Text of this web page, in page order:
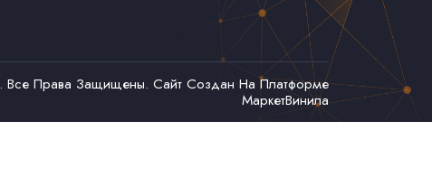
. Все Права Защищены. Сайт Создан На Платформе
МаркетВинила